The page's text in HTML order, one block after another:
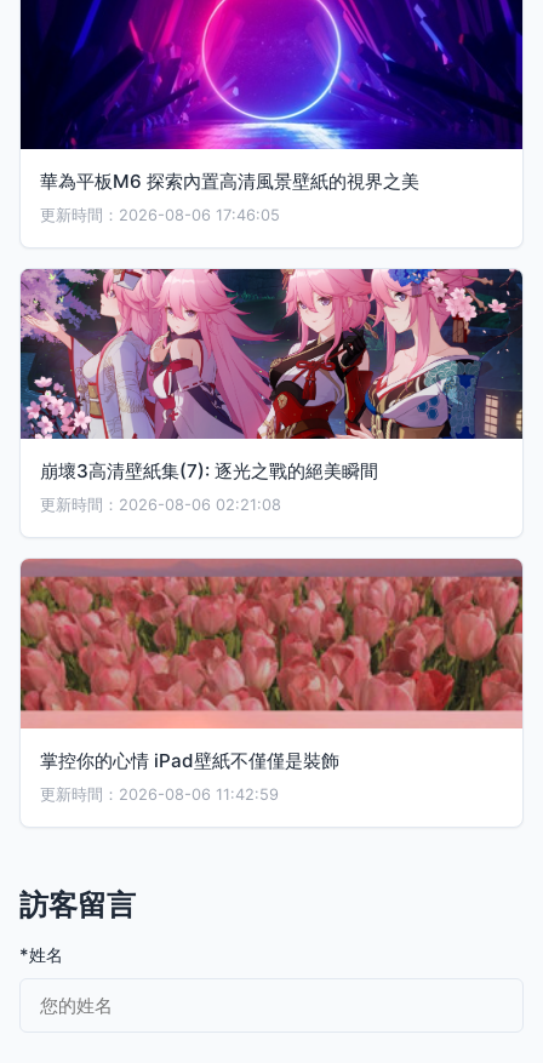
華為平板M6 探索內置高清風景壁紙的視界之美
更新時間：2026-08-06 17:46:05
崩壞3高清壁紙集(7): 逐光之戰的絕美瞬間
更新時間：2026-08-06 02:21:08
掌控你的心情 iPad壁紙不僅僅是裝飾
更新時間：2026-08-06 11:42:59
訪客留言
*姓名